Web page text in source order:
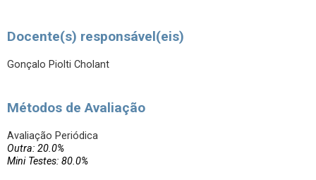
Docente(s) responsável(eis)
Gonçalo Piolti Cholant
Métodos de Avaliação
Avaliação Periódica
Outra: 20.0%
Mini Testes: 80.0%